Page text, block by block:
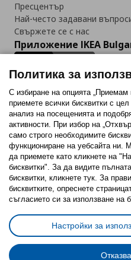
Пресцентър
Най-често задавани
Свържете се с нас
Приложение IKEA
Последвайте ни:
FacebookTwitterYoutube
Политика за
Избор на настройки за
Условия за ползване на ikea.bg
Политика за защита
Общи условия на
Политика за
С избиране на опцията „Приемам
приемете всички бисквитки с
анализ на посещенията и
активности. При избор на
само строго необходимитe
функциониране на уебсайта ни.
да приемете като кликнете на
бисквитки". За да видите
бисквитки, кликнете тук. За
бисквитките, опреснете
съгласието си за използване на
Настройки за